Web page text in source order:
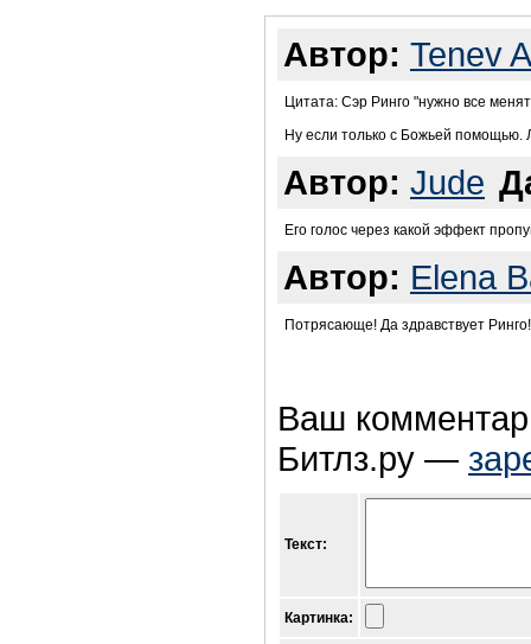
Автор: Tenev
Цитата: Сэр Ринго "нужно все
Ну если только с Божьей помощью.
Автор: Jude
Его голос через какой эффект
Автор: Elena
Потрясающе! Да здравствует Ринго!
Ваш
Битлз.ру —
Текст:
Картинка: